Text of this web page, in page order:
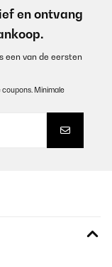
en ontvang
een van de eersten
Minimale